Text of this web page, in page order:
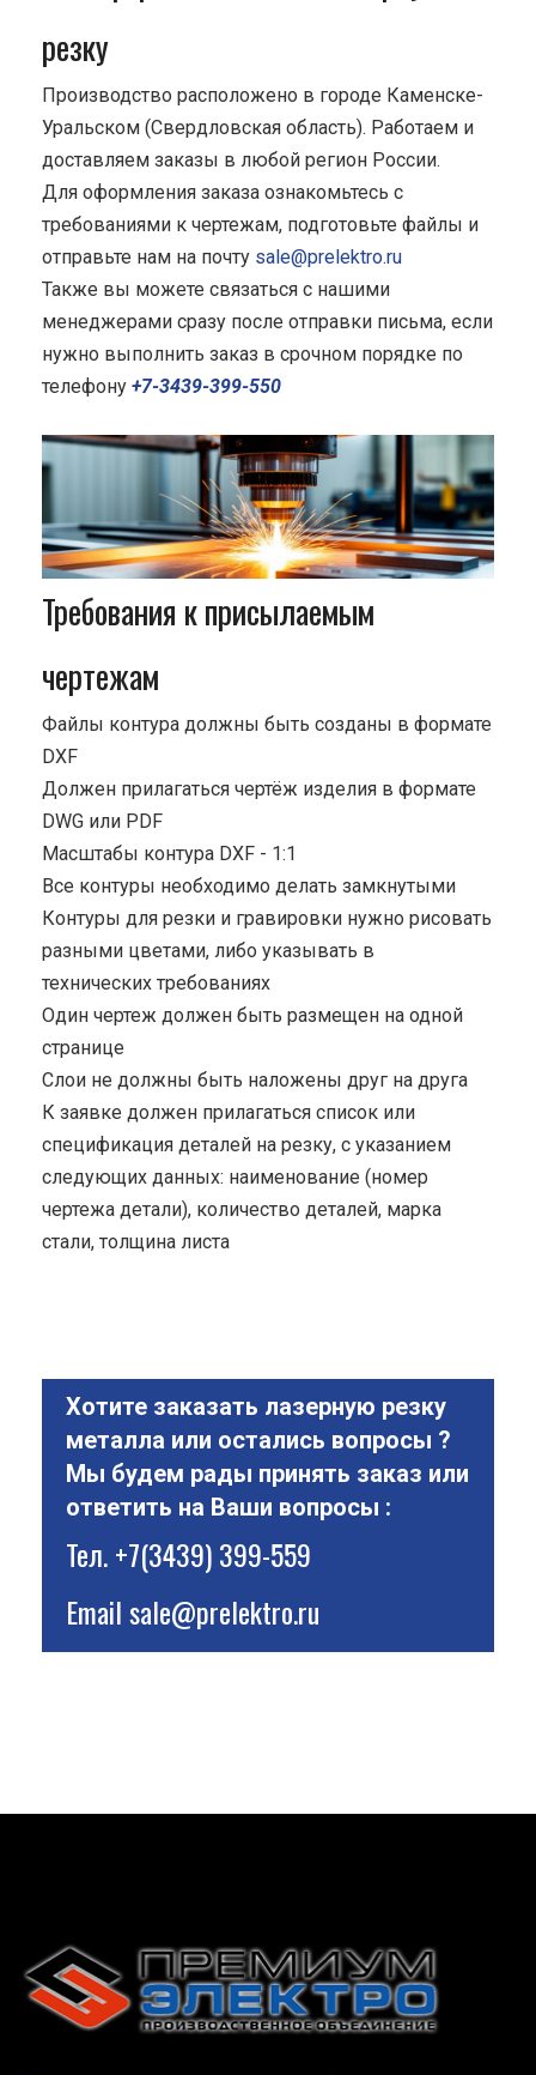
резку
Производство расположено в городе Каменске-
Уральском (Свердловская область). Работаем и
доставляем заказы в любой регион России.
Для оформления заказа ознакомьтесь с
требованиями к чертежам, подготовьте файлы и
отправьте нам на почту sale@prelektro.ru
Также вы можете связаться с нашими
менеджерами сразу после отправки письма, если
нужно выполнить заказ в срочном порядке по
телефону +7-3439-399-550
Требования к присылаемым
чертежам
Файлы контура должны быть созданы в формате
DXF
Должен прилагаться чертёж изделия в формате
DWG или PDF
Масштабы контура DXF - 1:1
Все контуры необходимо делать замкнутыми
Контуры для резки и гравировки нужно рисовать
разными цветами, либо указывать в
технических требованиях
Один чертеж должен быть размещен на одной
странице
Cлои не должны быть наложены друг на друга
К заявке должен прилагаться список или
спецификация деталей на резку, с указанием
следующих данных: наименование (номер
чертежа детали), количество деталей, марка
стали, толщина листа
Хотите заказать лазерную резку
металла или остались вопросы ?
Мы будем рады принять заказ или
ответить на Ваши вопросы :
Тел.+7(3439) 399-559
Emailsale@prelektro.ru